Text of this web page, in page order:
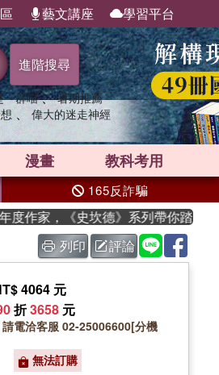
藝文講座 學習平台
進階搜尋
一群喵 、 暑期推薦
、 偉大的迷走神經
漫畫 教科考用
165反詐騙
家，《史坎德》系列帶你踏上熱血奇
列印 評論
4064 元
折3658 元
電洽客服 02-25006600[分機
無法訂購